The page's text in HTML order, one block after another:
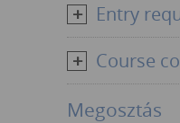
Entry
Course
Megosztás